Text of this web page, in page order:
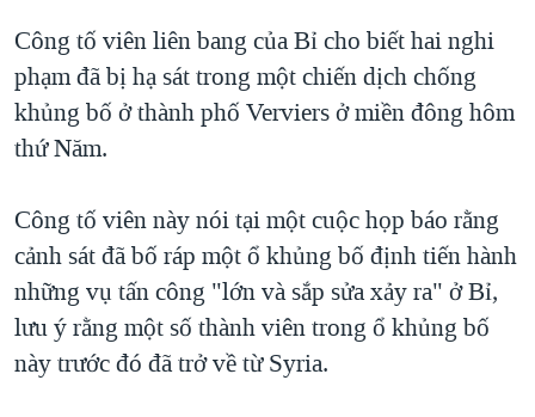
THỂ THAO
GIÁO DỤC
TRỊNH VĨNH BÌNH - NGƯỜI HẠ 'BÊN THẮNG CUỘC'
GROUND ZERO – XƯA VÀ NAY
CHI PHÍ CHIẾN TRANH AFGHANISTAN
THƯỢNG ĐỈNH TRUMP-KIM TẠI VIỆT NAM
TRỊNH VĨNH BÌNH VS. CHÍNH PHỦ VIỆT NAM
NGƯ DÂN VIỆT VÀ LÀN SÓNG TRỘM HẢI SÂM
BÊN KIA QUỐC LỘ: TIẾNG VỌNG TỪ NÔNG THÔN MỸ
Ngôn ngữ khác
Công tố viên liên bang của Bỉ cho biết hai nghi
phạm đã bị hạ sát trong một chiến dịch chống
khủng bố ở thành phố Verviers ở miền đông hôm
thứ Năm.
Công tố viên này nói tại một cuộc họp báo rằng
cảnh sát đã bố ráp một ổ khủng bố định tiến hành
những vụ tấn công "lớn và sắp sửa xảy ra" ở Bỉ,
lưu ý rằng một số thành viên trong ổ khủng bố
này trước đó đã trở về từ Syria.